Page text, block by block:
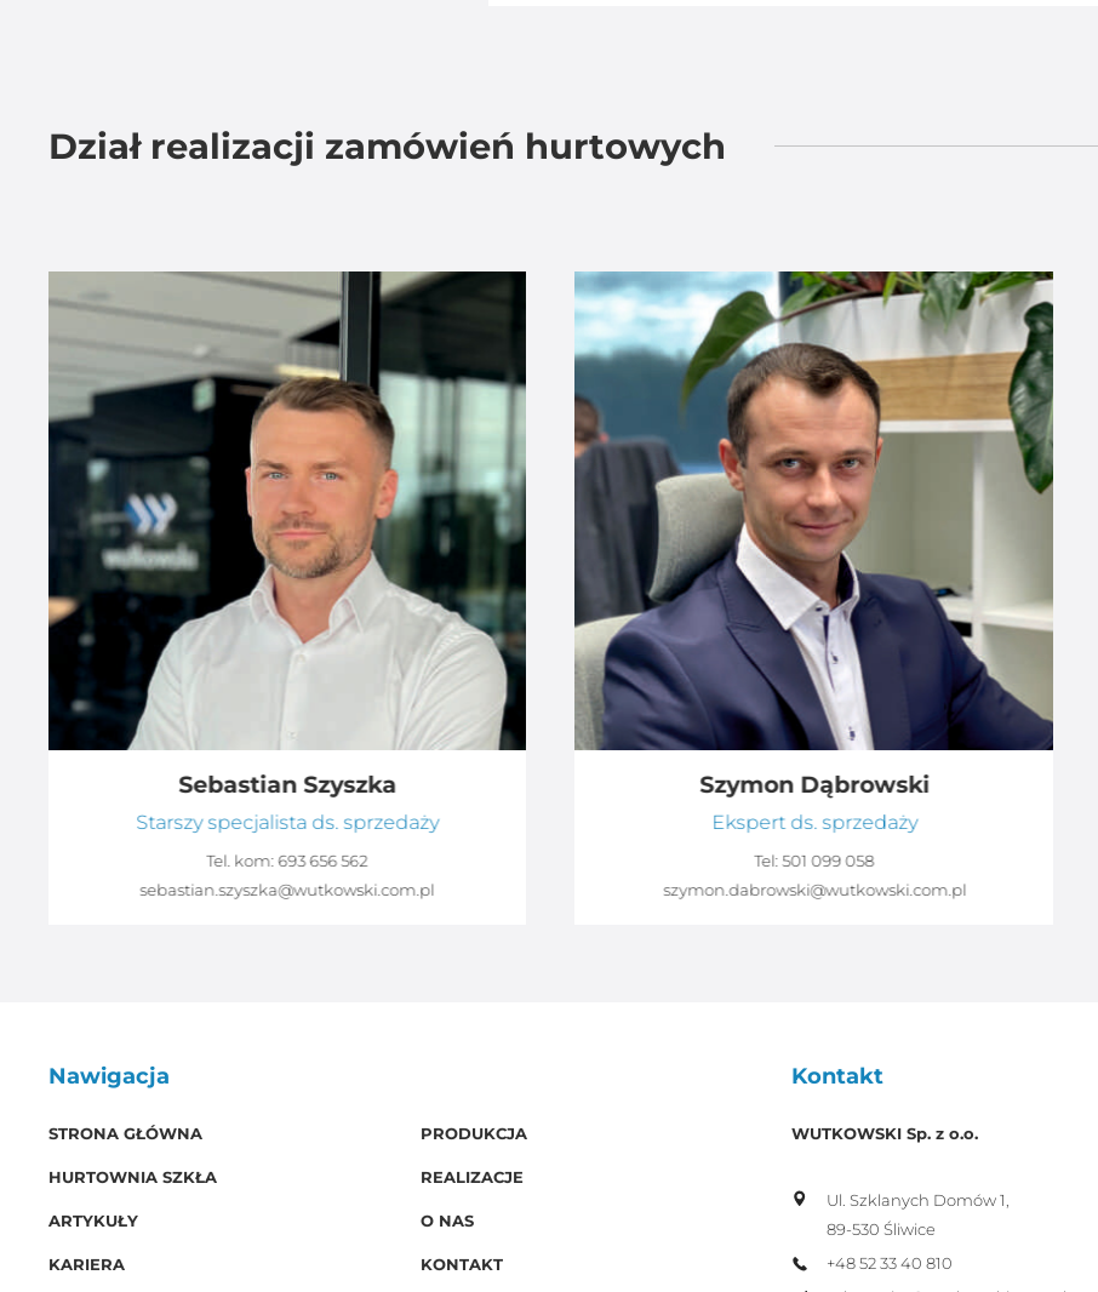
Dział realizacji zamówień hurtowych
Sebastian Szyszka
Starszy specjalista ds. sprzedaży
Tel. kom:693 656 562
sebastian.szyszka@wutkowski.com.pl
Szymon Dąbrowski
Ekspert ds. sprzedaży
Tel:501 099 058
szymon.dabrowski@wutkowski.com.pl
Nawigacja
STRONA GŁÓWNA PRODUKCJA
HURTOWNIA SZKŁA REALIZACJE
ARTYKUŁY O NAS
KARIERA KONTAKT
Kontakt
WUTKOWSKI Sp. z o.o.
Ul. Szklanych Domów 1,
89-530 Śliwice
+48 52 33 40 810